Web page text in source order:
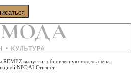
REMEZ выпустил обновленную модель фена-
NFC:AI Стилист.